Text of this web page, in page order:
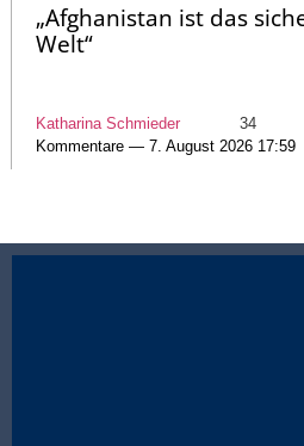
„Afghanistan ist das
Welt“
Katharina Schmieder
34
Kommentare — 7. August 2026 17:59